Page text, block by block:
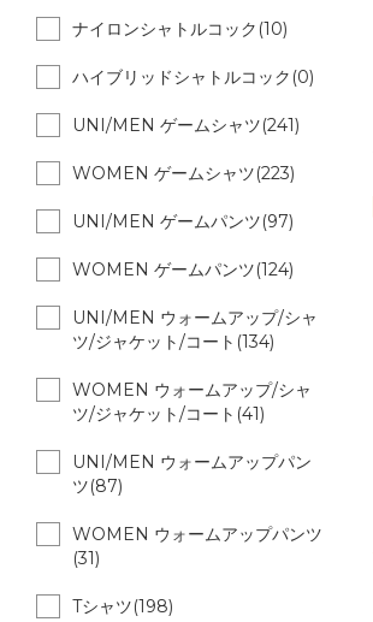
ナイロンシャトルコック(10)
ハイブリッドシャトルコック(0)
UNI/MEN ゲームシャツ(241)
WOMEN ゲームシャツ(223)
UNI/MEN ゲームパンツ(97)
WOMEN ゲームパンツ(124)
UNI/MEN ウォームアップ/シャ
ツ/ジャケット/コート(134)
WOMEN ウォームアップ/シャ
ツ/ジャケット/コート(41)
UNI/MEN ウォームアップパン
ツ(87)
WOMEN ウォームアップパンツ
(31)
Tシャツ(198)